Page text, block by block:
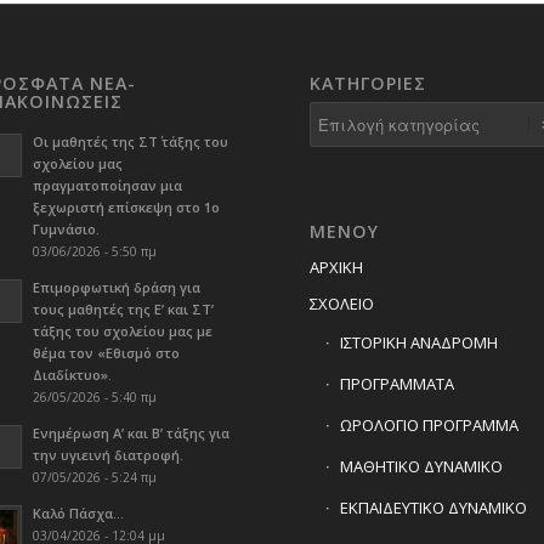
ΝΕΑ-
Οι μαθητές της ΣΤ΄ τάξης του
σχολείου μας
πραγματοποίησαν μια
ξεχωριστή επίσκεψη στο 1ο
Γυμνάσιο.
03/06/2026 - 5:50 πμ
Επιμορφωτική δράση για
τους μαθητές της Ε’ και ΣΤ’
τάξης του σχολείου μας με
θέμα τον «Εθισμό στο
Διαδίκτυο».
26/05/2026 - 5:40 πμ
Ενημέρωση Α’ και Β’ τάξης για
την υγιεινή διατροφή.
07/05/2026 - 5:24 πμ
Καλό Πάσχα…
03/04/2026 - 12:04 μμ
KΑΤΗΓΟΡΊΕΣ
ΜΕΝΟΥ
ΑΡΧΙΚΗ
ΣΧΟΛΕΙΟ
ΙΣΤΟΡΙΚΗ ΑΝΑΔΡΟΜΗ
ΠΡΟΓΡΑΜΜΑΤΑ
ΩΡΟΛΟΓΙΟ ΠΡΟΓΡΑΜΜΑ
ΜΑΘΗΤΙΚΟ ΔΥΝΑΜΙΚΟ
ΕΚΠΑΙΔΕΥΤΙΚΟ ΔΥΝΑΜΙΚΟ